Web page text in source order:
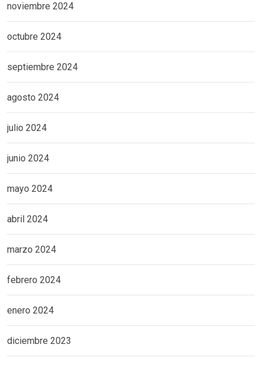
noviembre 2024
octubre 2024
septiembre 2024
agosto 2024
julio 2024
junio 2024
mayo 2024
abril 2024
marzo 2024
febrero 2024
enero 2024
diciembre 2023